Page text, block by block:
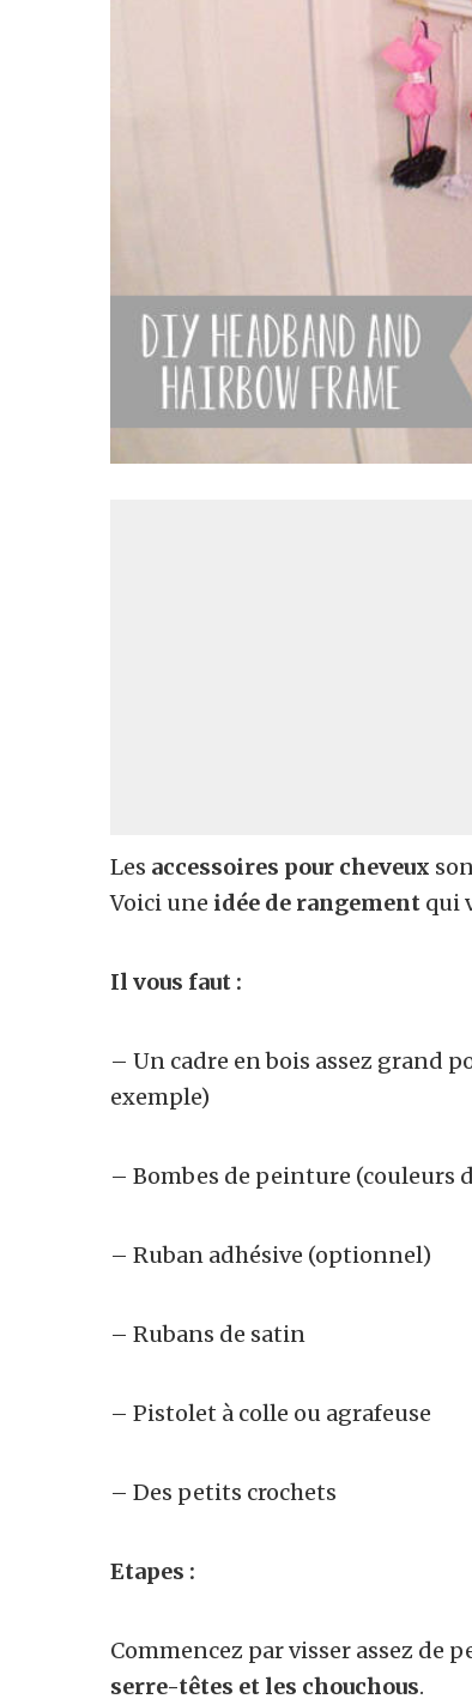
Les accessoires pour cheveux
Voici une idée de rangement qui
Il vous faut :
– Un cadre en bois assez grand
exemple)
– Bombes de peinture (couleurs
– Ruban adhésive (optionnel)
– Rubans de satin
– Pistolet à colle ou agrafeuse
– Des petits crochets
Etapes :
Commencez par visser assez de
serre-têtes et les chouchous.